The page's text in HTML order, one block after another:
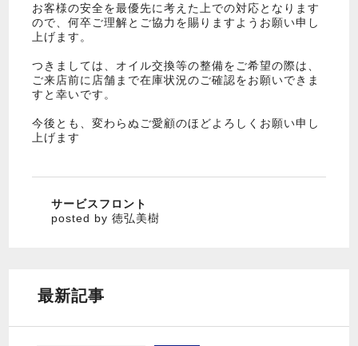
お客様の安全を最優先に考えた上での対応となります
ので、何卒ご理解とご協力を賜りますようお願い申し
上げます。
つきましては、オイル交換等の整備をご希望の際は、
ご来店前に店舗まで在庫状況のご確認をお願いできま
すと幸いです。
今後とも、変わらぬご愛顧のほどよろしくお願い申し
上げます
サービスフロント
posted by 徳弘美樹
最新記事